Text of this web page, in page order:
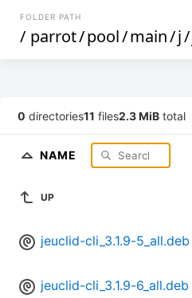
FOLDER PATH
/ parrot/pool/main/j/
0 directories11 files2.3 MiB total
NAME
UP
jeuclid-cli_3.1.9-5_all.deb
jeuclid-cli_3.1.9-6_all.deb